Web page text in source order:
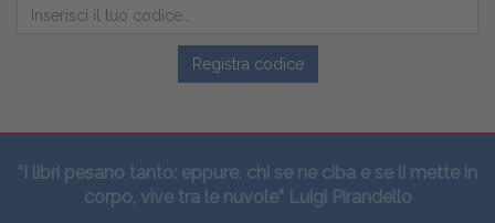
Registra codice
“I libri pesano tanto: eppure, chi se ne ciba e se li mette in
corpo, vive tra le nuvole” Luigi Pirandello